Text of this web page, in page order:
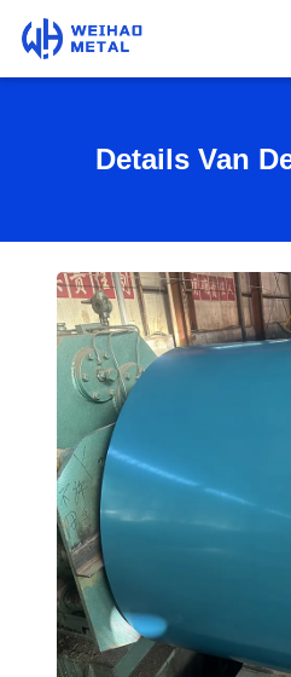
Details Van